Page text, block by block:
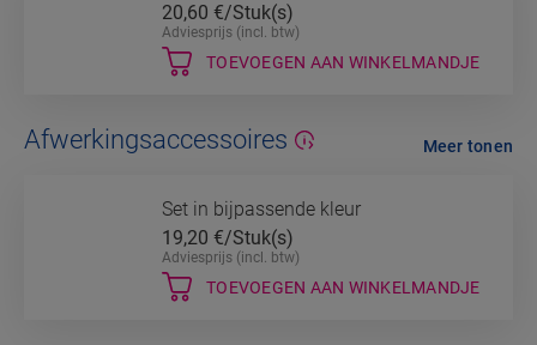
20,60 €/Stuk(s)
Adviesprijs (incl. btw)
TOEVOEGEN AAN WINKELMANDJE
Afwerkingsaccessoires
Set in bijpassende kleur
19,20 €/Stuk(s)
Adviesprijs (incl. btw)
TOEVOEGEN AAN WINKELMANDJE
Meer tonen